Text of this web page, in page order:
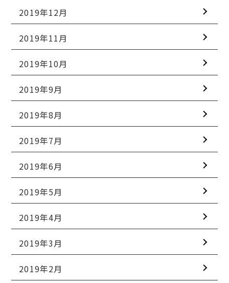
2019年12月
2019年11月
2019年10月
2019年9月
2019年8月
2019年7月
2019年6月
2019年5月
2019年4月
2019年3月
2019年2月